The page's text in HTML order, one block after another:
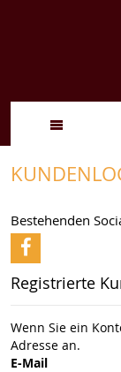
Zum
springen
Bestehenden
Registrierte
Wenn Sie ein
Adresse an.
E-Mail